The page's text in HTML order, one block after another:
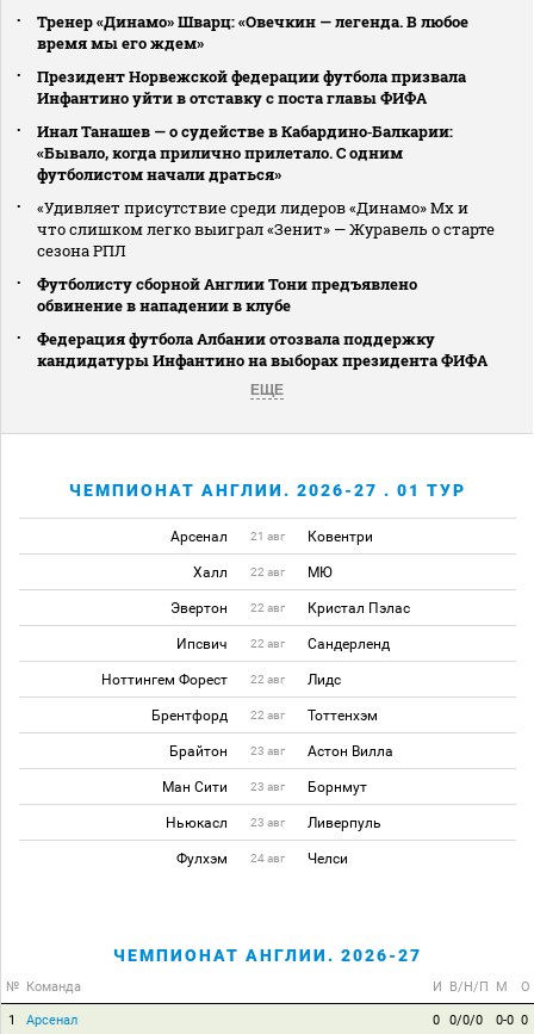
Тренер «Динамо» Шварц: «Овечкин — легенда. В любое
время мы его ждем»
Президент Норвежской федерации футбола призвала
Инфантино уйти в отставку с поста главы ФИФА
Инал Танашев — о судействе в Кабардино‑Балкарии:
«Бывало, когда прилично прилетало. С одним
футболистом начали драться»
«Удивляет присутствие среди лидеров «Динамо» Мх и
что слишком легко выиграл «Зенит» — Журавель о старте
сезона РПЛ
Футболисту сборной Англии Тони предъявлено
обвинение в нападении в клубе
Федерация футбола Албании отозвала поддержку
кандидатуры Инфантино на выборах президента ФИФА
ЕЩЕ
ЧЕМПИОНАТ АНГЛИИ. 2026-27 . 01 ТУР
Арсенал 21 авг Ковентри
Халл 22 авг МЮ
Эвертон 22 авг Кристал Пэлас
Ипсвич 22 авг Сандерленд
Ноттингем Форест 22 авг Лидс
Брентфорд 22 авг Тоттенхэм
Брайтон 23 авг Астон Вилла
Ман Сити 23 авг Борнмут
Ньюкасл 23 авг Ливерпуль
Фулхэм 24 авг Челси
ЧЕМПИОНАТ АНГЛИИ. 2026-27
№ Команда И В/Н/П М О
1 Арсенал 0 0/0/0 0-0 0